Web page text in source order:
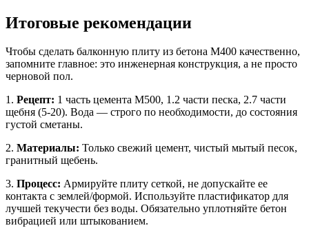
Итоговые рекомендации
Чтобы сделать балконную плиту из бетона М400 качественно,
запомните главное: это инженерная конструкция, а не просто
черновой пол.
1. Рецепт: 1 часть цемента М500, 1.2 части песка, 2.7 части
щебня (5-20). Вода — строго по необходимости, до состояния
густой сметаны.
2. Материалы: Только свежий цемент, чистый мытый песок,
гранитный щебень.
3. Процесс: Армируйте плиту сеткой, не допускайте ее
контакта с землей/формой. Используйте пластификатор для
лучшей текучести без воды. Обязательно уплотняйте бетон
вибрацией или штыкованием.